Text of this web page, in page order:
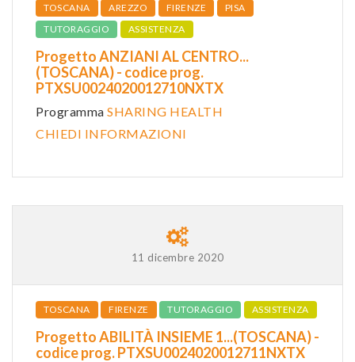
TOSCANA AREZZO FIRENZE
PISA
TUTORAGGIO
ASSISTENZA
Progetto ANZIANI AL CENTRO...
(TOSCANA) - codice prog.
PTXSU0024020012710NXTX
Programma SHARING HEALTH
CHIEDI INFORMAZIONI
11 dicembre 2020
TOSCANA FIRENZE TUTORAGGIO ASSISTENZA
Progetto ABILITÀ INSIEME 1...(TOSCANA) -
codice prog. PTXSU0024020012711NXTX